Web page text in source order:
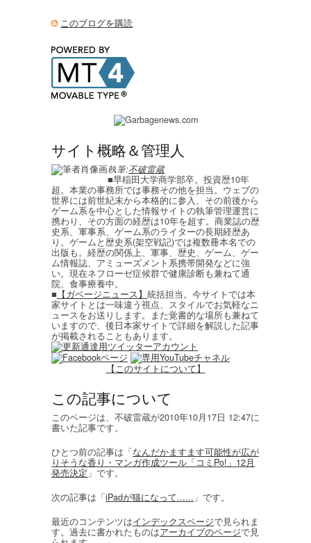
このブログを購読
サイト概略＆管理人
執筆:不破雷蔵
■早稲田大学商学部卒。投資歴10年
超。本業の事務所では事務その他を担当。ウェブの
世界には前世紀末から本格的に参入、その前後から
ゲーム系を中心とした情報サイトの執筆管理運営に
携わり、その方面の経歴は10年を超す。商業誌の歴
史系、軍事系、ゲーム系のライターの長期経歴あ
り。ゲームと歴史系(架空戦記)では複数冊本名での
出版も。経歴の関係上、軍事、歴史、ゲーム、ゲー
ム情報誌、アミューズメント系携帯開発などに強
い。現在ネフローゼ症候群で健康診断も兼ねて通
院、食事療養中。
■ 【ガベージニュース】 統括担当。今サイトでは本
家サイトとは一味違う視点、スタイルでお気軽なニ
ュースをお送りします。また覚書的な場所も兼ねて
いますので、後日本家サイトで詳細を解説した記事
が掲載されることもあります。
【このサイトについて】
この記事について
このページは、不破雷蔵が2010年10月17日 12:47に
書いた記事です。
ひとつ前の記事は「なんだかますます可能性が広が
りそうな香り・マンガ作成ツール「コミPo!」12月
発売決定 」です。
次の記事は「iPadが猫になって...... 」です。
最近のコンテンツはインデックスページで見られま
す。過去に書かれたものはアーカイブのページで見